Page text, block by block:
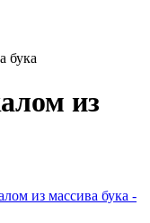
бука
из